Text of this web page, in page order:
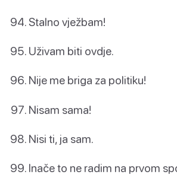
Stalno vježbam!
Uživam biti ovdje.
Nije me briga za politiku!
Nisam sama!
Nisi ti, ja sam.
Inače to ne radim na prvom